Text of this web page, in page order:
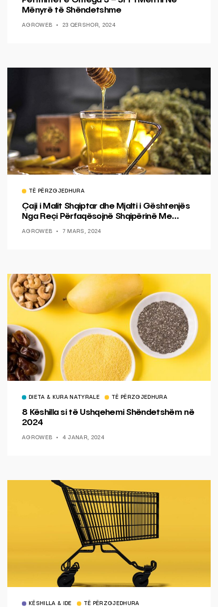
Mënyrë të Shëndetshme
AGROWEB 23 QERSHOR, 2024
TË PËRZGJEDHURA
Çaji i Malit Shqiptar dhe Mjalti i Gështenjës
Nga Reçi Përfaqësojnë Shqipërinë Me
AGROWEB 7 MARS, 2024
DIETA & KURA NATYRALE TË PËRZGJEDHURA
8 Këshilla si të Ushqehemi Shëndetshëm në
2024
AGROWEB 4 JANAR, 2024
KËSHILLA & IDE TË PËRZGJEDHURA